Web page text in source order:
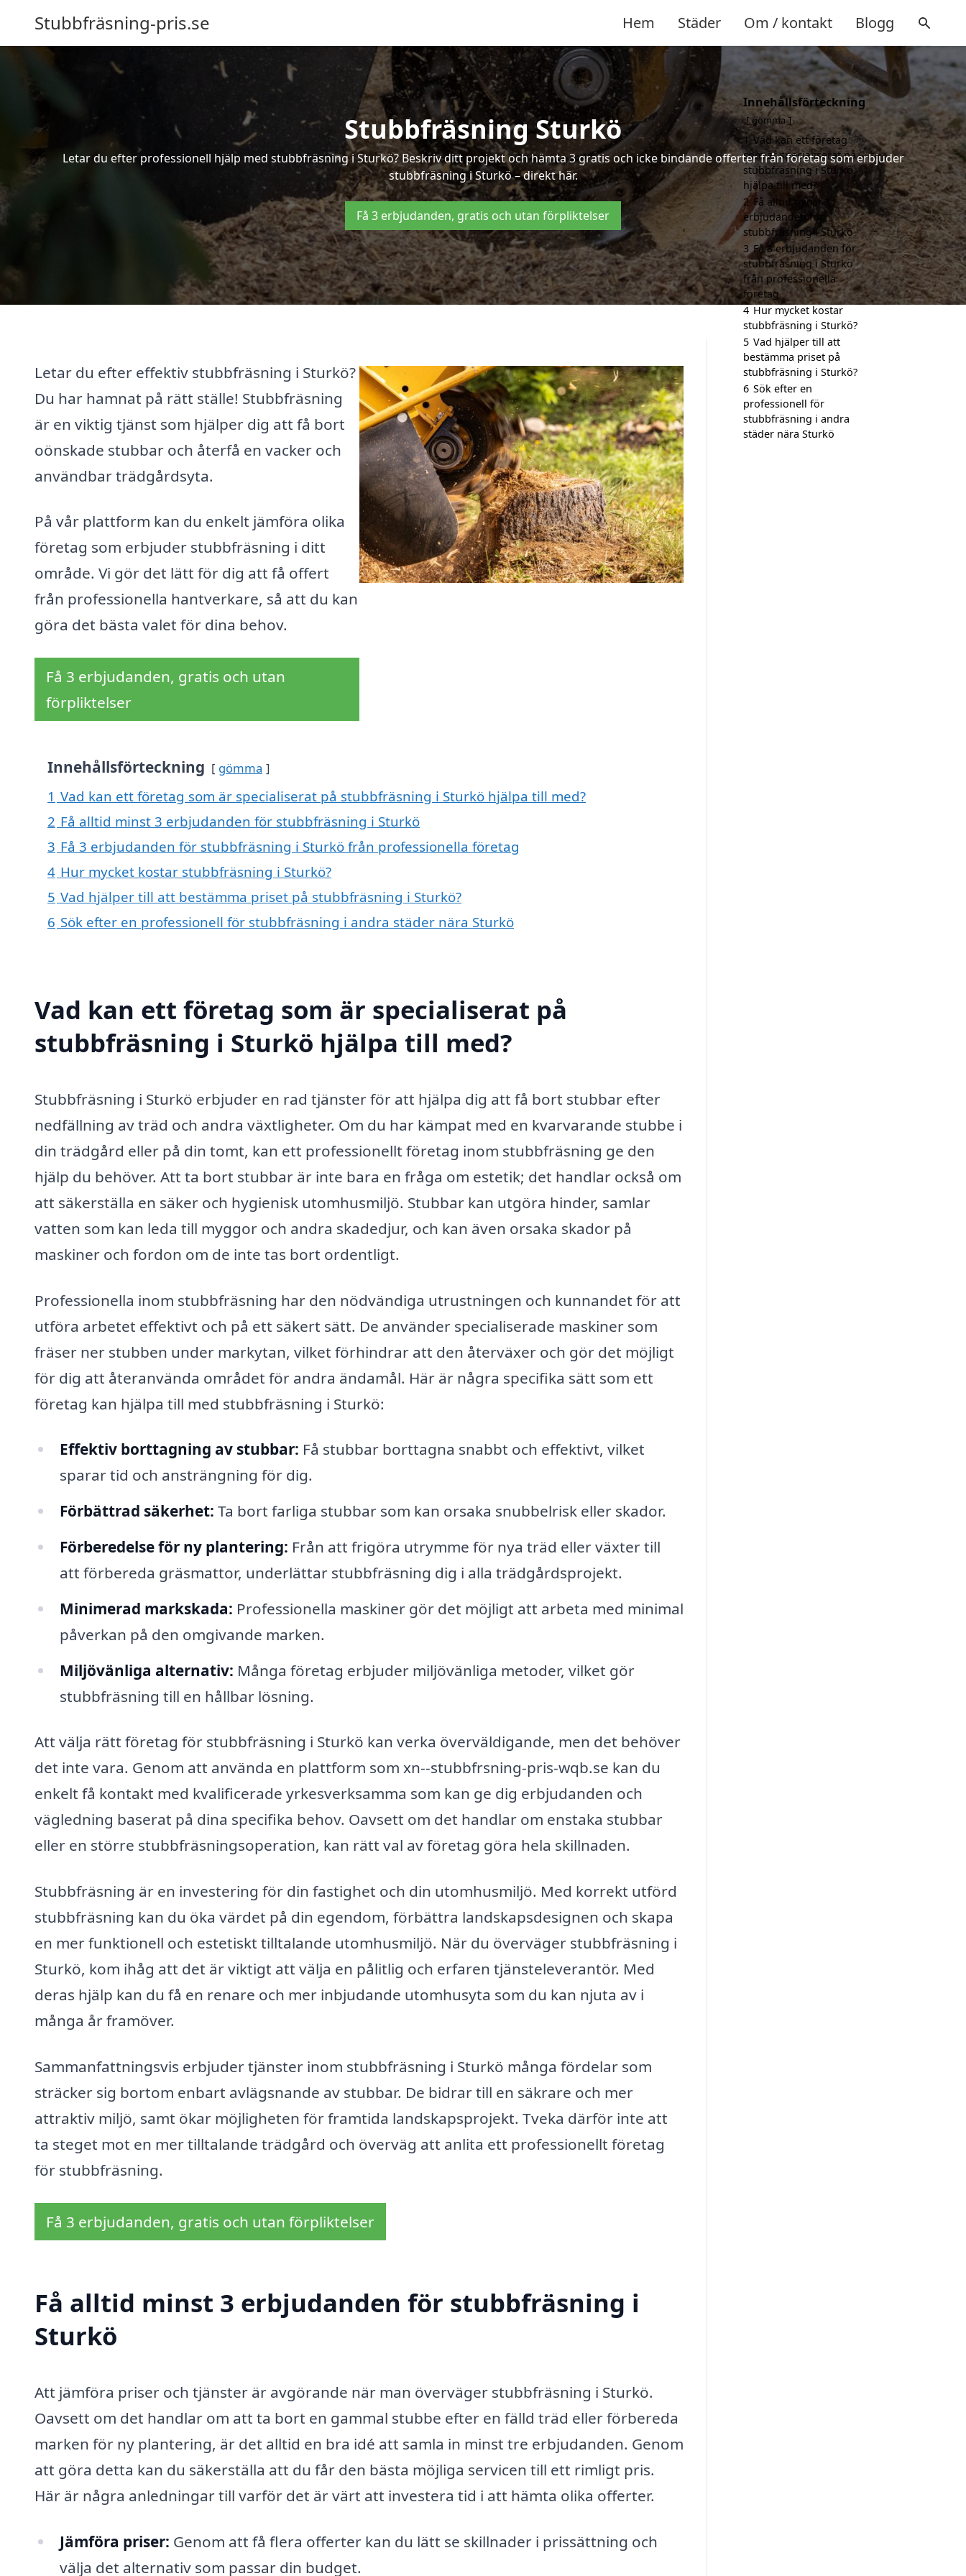
Stubbfräsning-pris.se Hem Städer Om / kontakt Blogg
Stubbfräsning Sturkö
Letar du efter professionell hjälp med stubbfräsning i Sturkö? Beskriv ditt projekt och hämta 3 gratis och icke bindande offerter från företag som erbjuder
stubbfräsning i Sturkö – direkt här.
Få 3 erbjudanden, gratis och utan förpliktelser
Letar du efter effektiv stubbfräsning i Sturkö?
Du har hamnat på rätt ställe! Stubbfräsning
är en viktig tjänst som hjälper dig att få bort
oönskade stubbar och återfå en vacker och
användbar trädgårdsyta.
På vår plattform kan du enkelt jämföra olika
företag som erbjuder stubbfräsning i ditt
område. Vi gör det lätt för dig att få offert
från professionella hantverkare, så att du kan
göra det bästa valet för dina behov.
Få 3 erbjudanden, gratis och utan
förpliktelser
Innehållsförteckning gömma
1 Vad kan ett företag som är specialiserat på stubbfräsning i Sturkö hjälpa till med?
2 Få alltid minst 3 erbjudanden för stubbfräsning i Sturkö
3 Få 3 erbjudanden för stubbfräsning i Sturkö från professionella företag
4 Hur mycket kostar stubbfräsning i Sturkö?
5 Vad hjälper till att bestämma priset på stubbfräsning i Sturkö?
6 Sök efter en professionell för stubbfräsning i andra städer nära Sturkö
Vad kan ett företag som är specialiserat på
stubbfräsning i Sturkö hjälpa till med?
Stubbfräsning i Sturkö erbjuder en rad tjänster för att hjälpa dig att få bort stubbar efter
nedfällning av träd och andra växtligheter. Om du har kämpat med en kvarvarande stubbe i
din trädgård eller på din tomt, kan ett professionellt företag inom stubbfräsning ge den
hjälp du behöver. Att ta bort stubbar är inte bara en fråga om estetik; det handlar också om
att säkerställa en säker och hygienisk utomhusmiljö. Stubbar kan utgöra hinder, samlar
vatten som kan leda till myggor och andra skadedjur, och kan även orsaka skador på
maskiner och fordon om de inte tas bort ordentligt.
Professionella inom stubbfräsning har den nödvändiga utrustningen och kunnandet för att
utföra arbetet effektivt och på ett säkert sätt. De använder specialiserade maskiner som
fräser ner stubben under markytan, vilket förhindrar att den återväxer och gör det möjligt
för dig att återanvända området för andra ändamål. Här är några specifika sätt som ett
företag kan hjälpa till med stubbfräsning i Sturkö:
Effektiv borttagning av stubbar: Få stubbar borttagna snabbt och effektivt, vilket
sparar tid och ansträngning för dig.
Förbättrad säkerhet: Ta bort farliga stubbar som kan orsaka snubbelrisk eller skador.
Förberedelse för ny plantering: Från att frigöra utrymme för nya träd eller växter till
att förbereda gräsmattor, underlättar stubbfräsning dig i alla trädgårdsprojekt.
Minimerad markskada: Professionella maskiner gör det möjligt att arbeta med minimal
påverkan på den omgivande marken.
Miljövänliga alternativ: Många företag erbjuder miljövänliga metoder, vilket gör
stubbfräsning till en hållbar lösning.
Att välja rätt företag för stubbfräsning i Sturkö kan verka överväldigande, men det behöver
det inte vara. Genom att använda en plattform som xn--stubbfrsning-pris-wqb.se kan du
enkelt få kontakt med kvalificerade yrkesverksamma som kan ge dig erbjudanden och
vägledning baserat på dina specifika behov. Oavsett om det handlar om enstaka stubbar
eller en större stubbfräsningsoperation, kan rätt val av företag göra hela skillnaden.
Stubbfräsning är en investering för din fastighet och din utomhusmiljö. Med korrekt utförd
stubbfräsning kan du öka värdet på din egendom, förbättra landskapsdesignen och skapa
en mer funktionell och estetiskt tilltalande utomhusmiljö. När du överväger stubbfräsning i
Sturkö, kom ihåg att det är viktigt att välja en pålitlig och erfaren tjänsteleverantör. Med
deras hjälp kan du få en renare och mer inbjudande utomhusyta som du kan njuta av i
många år framöver.
Sammanfattningsvis erbjuder tjänster inom stubbfräsning i Sturkö många fördelar som
sträcker sig bortom enbart avlägsnande av stubbar. De bidrar till en säkrare och mer
attraktiv miljö, samt ökar möjligheten för framtida landskapsprojekt. Tveka därför inte att
ta steget mot en mer tilltalande trädgård och överväg att anlita ett professionellt företag
för stubbfräsning.
Få 3 erbjudanden, gratis och utan förpliktelser
Få alltid minst 3 erbjudanden för stubbfräsning i
Sturkö
Att jämföra priser och tjänster är avgörande när man överväger stubbfräsning i Sturkö.
Oavsett om det handlar om att ta bort en gammal stubbe efter en fälld träd eller förbereda
marken för ny plantering, är det alltid en bra idé att samla in minst tre erbjudanden. Genom
att göra detta kan du säkerställa att du får den bästa möjliga servicen till ett rimligt pris.
Här är några anledningar till varför det är värt att investera tid i att hämta olika offerter.
Jämföra priser: Genom att få flera offerter kan du lätt se skillnader i prissättning och
välja det alternativ som passar din budget.
Innehållsförteckning
gömma
1 Vad kan ett företag
som är specialiserat på
stubbfräsning i Sturkö
hjälpa till med?
2 Få alltid minst 3
erbjudanden för
stubbfräsning i Sturkö
3 Få 3 erbjudanden för
stubbfräsning i Sturkö
från professionella
företag
4 Hur mycket kostar
stubbfräsning i Sturkö?
5 Vad hjälper till att
bestämma priset på
stubbfräsning i Sturkö?
6 Sök efter en
professionell för
stubbfräsning i andra
städer nära Sturkö